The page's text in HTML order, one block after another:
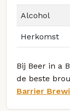
Alcohol
Herkomst
Bij Beer in a
de beste
Barrier